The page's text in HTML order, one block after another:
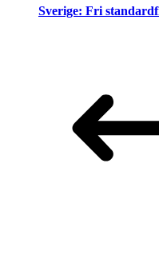
Sverige: Fri